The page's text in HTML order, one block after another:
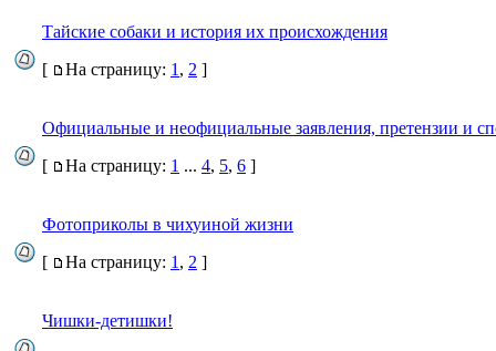
Тайские собаки и история их происхождения
[
На страницу: 1 , 2 ]
Официальные и неофициальные заявления, претензии и
[
На страницу: 1 ... 4, 5, 6 ]
Фотоприколы в чихуиной жизни
[
На страницу: 1 , 2 ]
Чишки-детишки!